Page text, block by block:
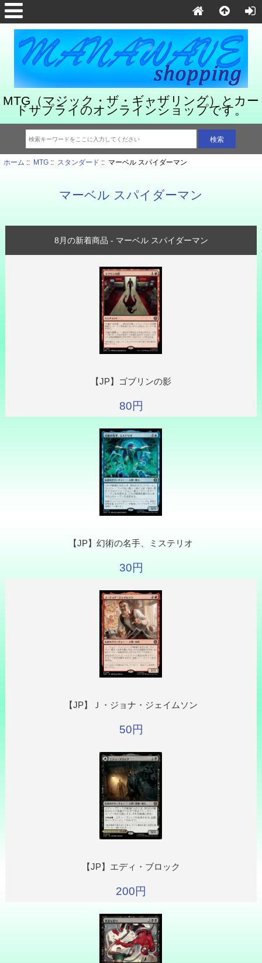
MTG（マジック・ザ・ギャザリング）とカー
ドサプライのオンラインショップです。
ホーム :: MTG:: スタンダード :: マーベル スパイダーマン
マーベル スパイダーマン
8月の新着商品 - マーベル スパイダーマン
【JP】ゴブリンの影
80円
【JP】幻術の名手、ミステリオ
30円
【JP】Ｊ・ジョナ・ジェイムソン
50円
【JP】エディ・ブロック
200円